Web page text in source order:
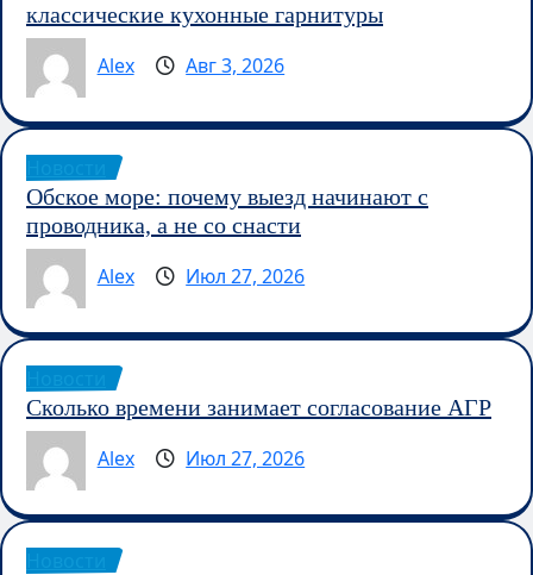
классические кухонные гарнитуры
Alex
Авг 3, 2026
Обское море: почему выезд начинают с
проводника, а не со снасти
Alex
Июл 27, 2026
Сколько времени занимает согласование АГР
Alex
Июл 27, 2026